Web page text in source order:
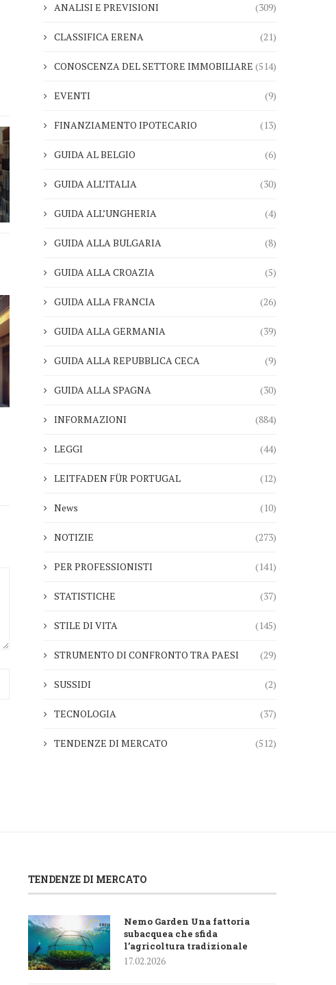
Nemo Garden Una fattoria
Bruxelles vuole
16.02.2026
ANALISI E PREVISIONI (309)
CLASSIFICA ERENA (21)
CONOSCENZA DEL SETTORE IMMOBILIARE (514)
EVENTI (9)
FINANZIAMENTO IPOTECARIO (13)
GUIDA AL BELGIO (6)
GUIDA ALL’ITALIA (30)
GUIDA ALL’UNGHERIA (4)
GUIDA ALLA BULGARIA (8)
GUIDA ALLA CROAZIA (5)
GUIDA ALLA FRANCIA (26)
GUIDA ALLA GERMANIA (39)
GUIDA ALLA REPUBBLICA CECA (9)
GUIDA ALLA SPAGNA (30)
INFORMAZIONI (884)
LEGGI (44)
LEITFADEN FÜR PORTUGAL (12)
News (10)
NOTIZIE (273)
PER PROFESSIONISTI (141)
STATISTICHE (37)
STILE DI VITA (145)
STRUMENTO DI CONFRONTO TRA PAESI (29)
SUSSIDI (2)
TECNOLOGIA (37)
TENDENZE DI MERCATO (512)
TENDENZE DI MERCATO
Nemo Garden Una fattoria
subacquea che sfida
l’agricoltura tradizionale
17.02.2026